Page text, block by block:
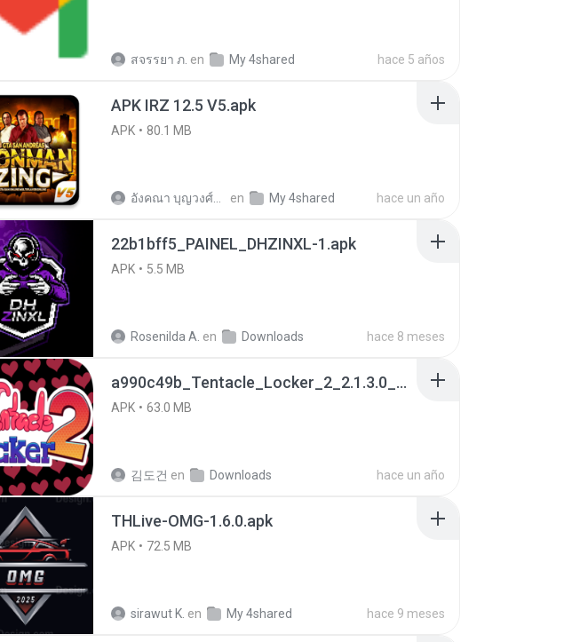
สจรรยา ภ. en My 4shared hace 5 años
APK IRZ 12.5 V5.apk
APK 80.1 MB
en My 4shared hace un año
22b1bff5_PAINEL_DHZINXL-1.apk
APK 5.5 MB
Rosenilda A. en Downloads hace 8 meses
a990c49b_Tentacle_Locker_2_2.1.3.0_APKPure (1).apk
APK 63.0 MB
김도건 en Downloads hace un año
THLive-OMG-1.6.0.apk
APK 72.5 MB
sirawut K. en My 4shared hace 9 meses